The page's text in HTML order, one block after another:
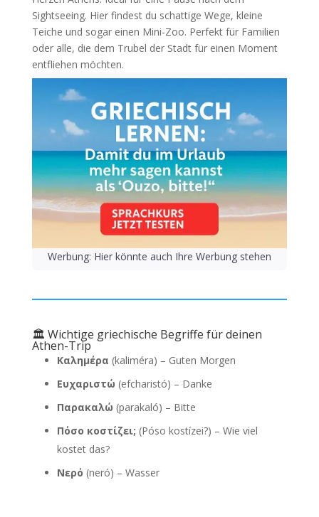
Sightseeing. Hier findest du schattige Wege, kleine
Teiche und sogar einen Mini-Zoo. Perfekt für Familien
oder alle, die dem Trubel der Stadt für einen Moment
entfliehen möchten.
Werbung: Hier könnte auch Ihre Werbung stehen
🏛 Wichtige griechische Begriffe für deinen
Athen-Trip
Καλημέρα (kaliméra) – Guten Morgen
Ευχαριστώ (efcharistó) – Danke
Παρακαλώ (parakaló) – Bitte
Πόσο κοστίζει; (Póso kostízei?) – Wie viel
kostet das?
Νερό (neró) – Wasser